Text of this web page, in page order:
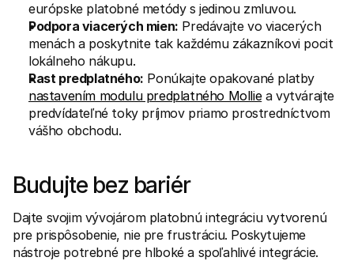
európske platobné metódy s jedinou zmluvou.
Podpora viacerých mien: Predávajte vo viacerých
menách a poskytnite tak každému zákazníkovi pocit
lokálneho nákupu.
Rast predplatného:
nastavením modulu predplatného Mollie a vytvárajte
predvídateľné toky príjmov priamo prostredníctvom
vášho obchodu.
Budujte bez bariér
Dajte svojim vývojárom platobnú integráciu vytvorenú
pre prispôsobenie, nie pre frustráciu. Poskytujeme
nástroje potrebné pre hlboké a spoľahlivé integrácie.